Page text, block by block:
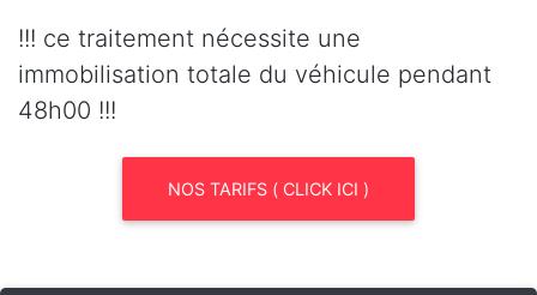
!!! ce traitement nécessite une
immobilisation totale du véhicule pendant
48h00 !!!
NOS TARIFS ( CLICK ICI )